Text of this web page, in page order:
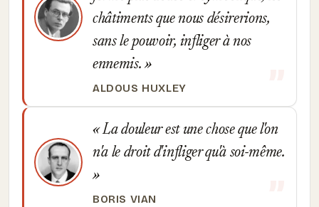
châtiments que nous désirerions,
sans le pouvoir, infliger à nos
ennemis.
ALDOUS HUXLEY
La douleur est une chose que l'on
n'a le droit d'infliger qu'à soi-même.
BORIS VIAN